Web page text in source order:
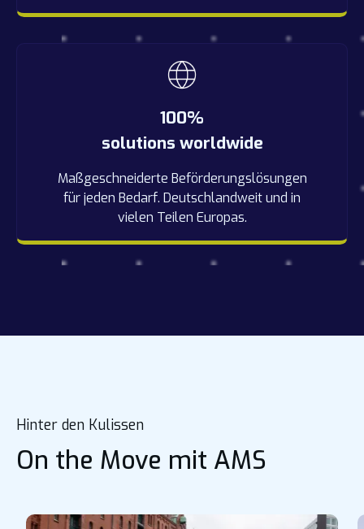
100%
solutions worldwide
Maßgeschneiderte Beförderungslösungen
für jeden Bedarf. Deutschlandweit und in
vielen Teilen Europas.
Hinter den Kulissen
On the Move mit AMS